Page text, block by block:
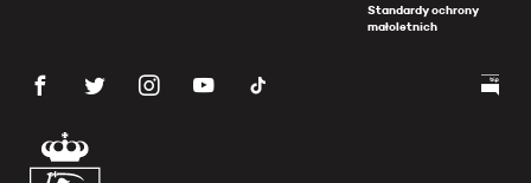
Standardy ochrony
małoletnich